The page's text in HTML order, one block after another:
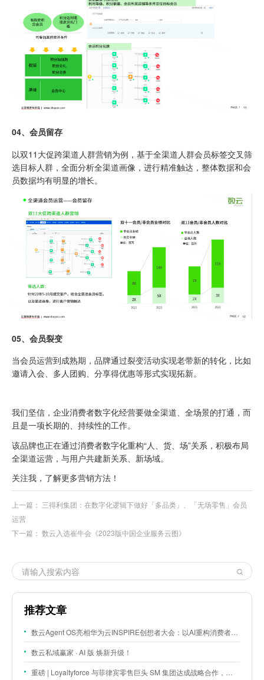
04、 会员留存
以双11大促跨渠道人群营销为例，基于全渠道人群会员标签交叉筛
选目标人群，全面分析全渠道画像，进行精准触达，整体数据和会
员数据均有明显的增长。
05、 会员裂变
当会员运营到成熟期，品牌通过裂变活动实现老带新的转化，比如
邀请入会、多人团购、分享得优惠等形式实现拓新。
我们坚信，企业消费者数字化经营要做全渠道、全场景的打通，而
且是一项长期的、持续性的工作。
该品牌也正在通过消费者数字化重构“人、货、场”关系，积极布局
全渠道运营，与用户共建新关系、新场域。
关注我，了解更多营销方法！
上一篇： 三得利集团：在数字化逻辑下做好「多品类」、「无场零售」会员
运营
下一篇： 数云入选崔牛会《2023版中国企业服务云图》
推荐文章
数云Agent OS亮相华为云INSPIRE创想者大会：以AI重构消费者运营与零售营销新范式
数云私域赢家 · AI 版 焕新升级！
重磅 | Loyaltyforce 与菲律宾零售巨头 SM 集团达成战略合作，携手开启 SMAC 会员数智化运营新征程